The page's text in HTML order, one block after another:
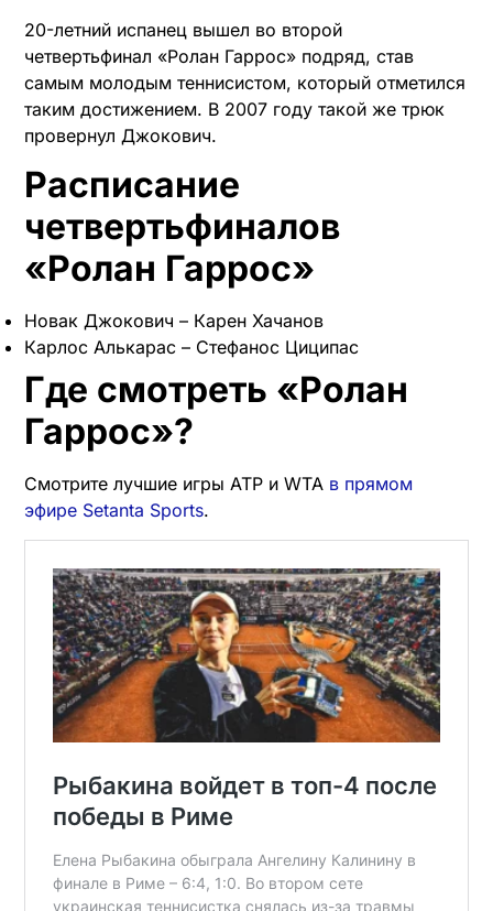
20-летний испанец вышел во второй
четвертьфинал «Ролан Гаррос» подряд, став
самым молодым теннисистом, который отметился
таким достижением. В 2007 году такой же трюк
провернул Джокович.
Расписание
четвертьфиналов
«Ролан Гаррос»
Новак Джокович – Карен Хачанов
Карлос Алькарас – Стефанос Циципас
Где смотреть «Ролан
Гаррос»?
Смотрите лучшие игры ATP и WTA в прямом
эфире Setanta Sports.